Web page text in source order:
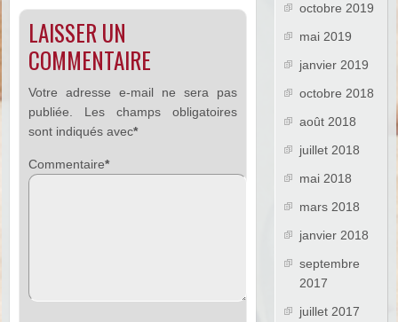
LAISSER UN
COMMENTAIRE
Votre adresse e-mail ne sera pas
publiée.
Les champs obligatoires
sont indiqués avec*
Commentaire*
octobre 2019
mai 2019
janvier 2019
octobre 2018
août 2018
juillet 2018
mai 2018
mars 2018
janvier 2018
septembre
2017
juillet 2017